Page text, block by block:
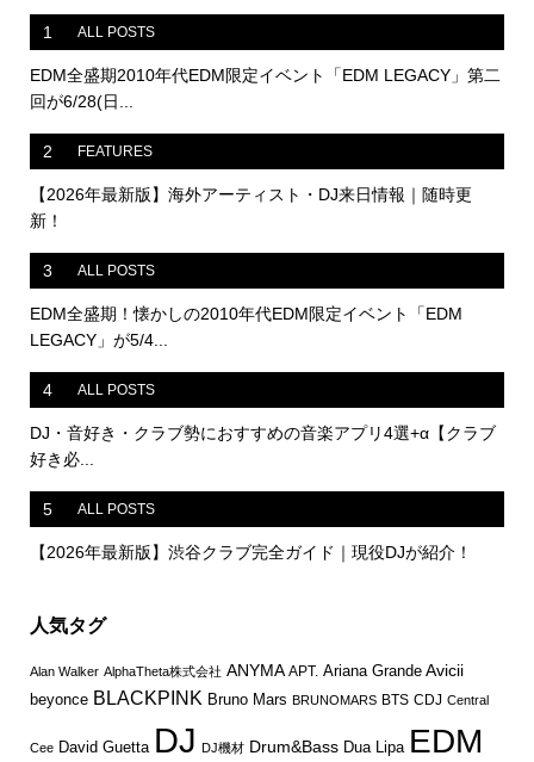
1 ALL POSTS
EDM全盛期2010年代EDM限定イベント「EDM LEGACY」第二
回が6/28(日...
2 FEATURES
【2026年最新版】海外アーティスト・DJ来日情報｜随時更
新！
3 ALL POSTS
EDM全盛期！懐かしの2010年代EDM限定イベント「EDM
LEGACY」が5/4...
4 ALL POSTS
DJ・音好き・クラブ勢におすすめの音楽アプリ4選+α【クラブ
好き必...
5 ALL POSTS
【2026年最新版】渋谷クラブ完全ガイド｜現役DJが紹介！
人気タグ
Alan Walker AlphaTheta株式会社 ANYMA APT. Ariana Grande Avicii
beyonce BLACKPINK Bruno Mars BRUNOMARS BTS CDJ Central
Cee David Guetta DJ DJ機材 Drum&Bass Dua Lipa EDM